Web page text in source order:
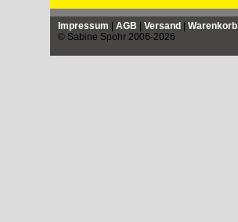
Impressum | AGB | Versand | Warenkorb
© Sabine Spohr 2006-2026